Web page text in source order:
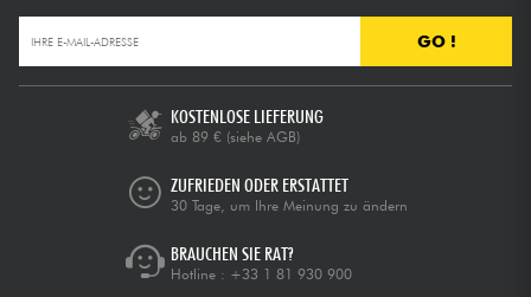
GO !
KOSTENLOSE LIEFERUNG
ab 89 € (siehe AGB)
ZUFRIEDEN ODER ERSTATTET
30 Tage, um Ihre Meinung zu ändern
BRAUCHEN SIE RAT?
Hotline : +33 1 81 930 900